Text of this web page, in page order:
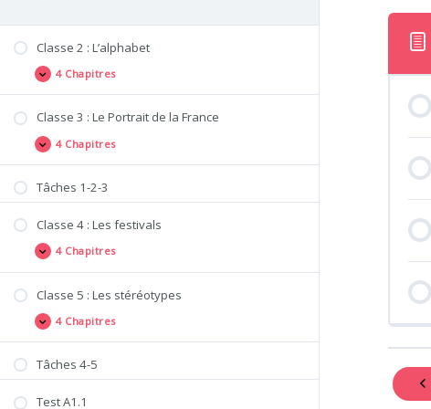
Classe 2 : L’alphabet
4 Chapitres
Classe 3 : Le Portrait de la France
4 Chapitres
Tâches 1-2-3
Classe 4 : Les festivals
4 Chapitres
Classe 5 : Les stéréotypes
4 Chapitres
Tâches 4-5
Test A1.1